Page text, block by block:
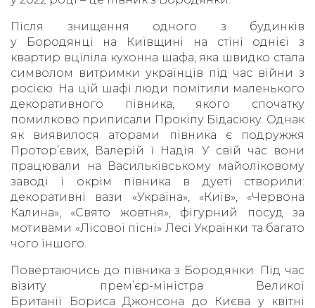
Після знищення одного з будинків
у Бородянці на Київщині на стіні однієї з
квартир вціліла кухонна шафа, яка швидко стала
символом витримки українців під час війни з
росією. На цій шафі люди помітили маленького
декоративного півника, якого спочатку
помилково приписали Прокіпу Бідасюку. Однак
як виявилося аторами півника є подружжя
Протор’євих, Валерій і Надія. У свій час вони
працювали на Васильківському майоліковому
заводі і окрім півника в дуеті створили:
декоративні вази «Україна», «Київ», «Червона
Калина», «Свято жовтня», фігурний посуд за
мотивами «Лісової пісні» Лесі Українки та багато
чого іншого.
Повертаючись до півника з Бородянки. Під час
візиту прем’єр-міністра Великої
Британії Бориса Джонсона до Києва у квітні